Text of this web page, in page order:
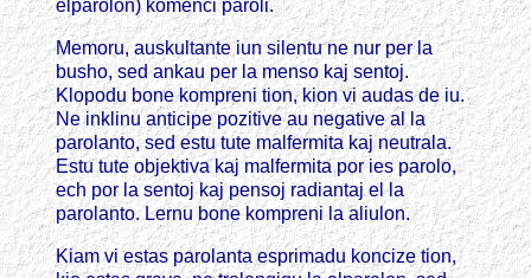
elparolon) komenci paroli.
Memoru, auskultante iun silentu ne nur per la
busho, sed ankau per la menso kaj sentoj.
Klopodu bone kompreni tion, kion vi audas de iu.
Ne inklinu anticipe pozitive au negative al la
parolanto, sed estu tute malfermita kaj neutrala.
Estu tute objektiva kaj malfermita por ies parolo,
ech por la sentoj kaj pensoj radiantaj el la
parolanto. Lernu bone kompreni la aliulon.
Kiam vi estas parolanta esprimadu koncize tion,